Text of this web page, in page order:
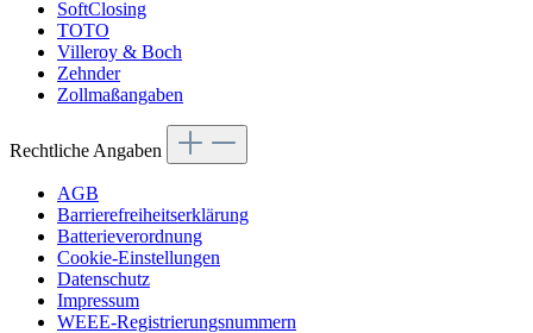
SoftClosing
TOTO
Villeroy & Boch
Zehnder
Zollmaßangaben
Rechtliche Angaben
AGB
Barrierefreiheitserklärung
Batterieverordnung
Cookie-Einstellungen
Datenschutz
Impressum
WEEE-Registrierungsnummern